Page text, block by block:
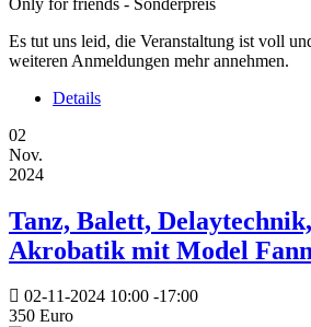
Es tut uns leid, die Veranstaltung ist voll
weiteren Anmeldungen mehr annehmen.
Details
02
Nov.
2024
Tanz, Balett,
Akrobatik mit Model
02-11-2024 10:00 -17:00
350 Euro